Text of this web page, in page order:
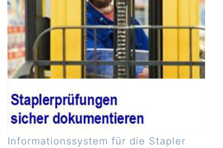
Informationssystem für die Stapler